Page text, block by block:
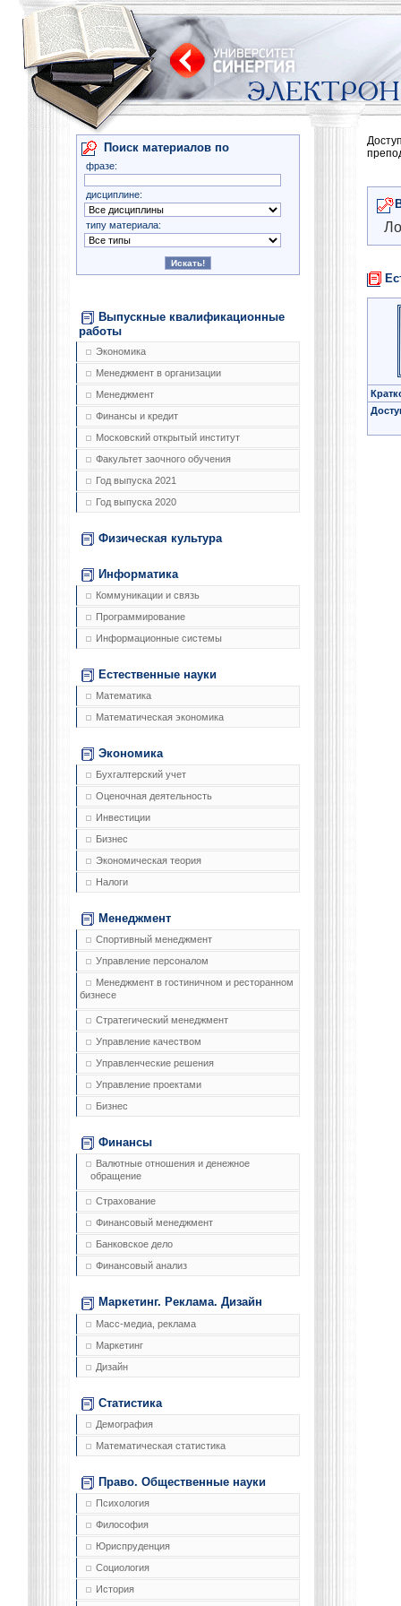
Поиск материалов по
фразе:
дисциплине:
типу материала:
Выпускные квалификационные
работы
Экономика
Менеджмент в организации
Менеджмент
Финансы и кредит
Московский открытый институт
Факультет заочного обучения
Год выпуска 2021
Год выпуска 2020
Физическая культура
Информатика
Коммуникации и связь
Программирование
Информационные системы
Естественные науки
Математика
Математическая экономика
Экономика
Бухгалтерский учет
Оценочная деятельность
Инвестиции
Бизнес
Экономическая теория
Налоги
Менеджмент
Спортивный менеджмент
Управление персоналом
Менеджмент в гостиничном и ресторанном
бизнесе
Стратегический менеджмент
Управление качеством
Управленческие решения
Управление проектами
Бизнес
Финансы
Валютные отношения и денежное
обращение
Страхование
Финансовый менеджмент
Банковское дело
Финансовый анализ
Маркетинг. Реклама. Дизайн
Масс-медиа, реклама
Маркетинг
Дизайн
Статистика
Демография
Математическая статистика
Право. Общественные науки
Психология
Философия
Юриспруденция
Социология
История